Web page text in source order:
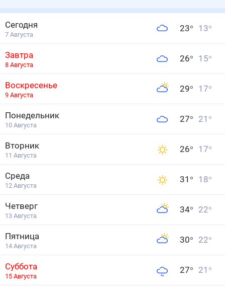
Сегодня
7 Августа
23° 13°
Завтра
8 Августа
26° 15°
Воскресенье
9 Августа
29° 17°
Понедельник
10 Августа
27° 21 °
Вторник
11 Августа
26° 17°
Среда
12 Августа
31 ° 18°
Четверг
13 Августа
34° 22°
Пятница
14 Августа
30° 22°
Суббота
15 Августа
27° 21 °